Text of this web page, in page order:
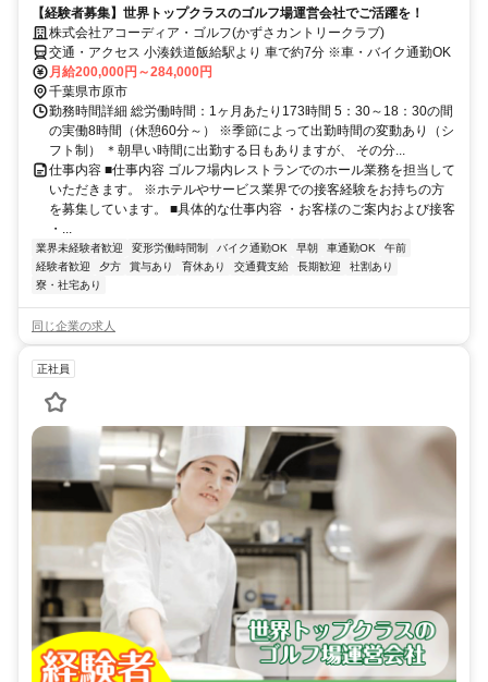
【経験者募集】世界トップクラスのゴルフ場運営会社でご活躍を！
株式会社アコーディア・ゴルフ(かずさカントリークラブ)
交通・アクセス 小湊鉄道飯給駅より 車で約7分 ※車・バイク通勤OK
月給200,000円～284,000円
千葉県市原市
勤務時間詳細 総労働時間：1ヶ月あたり173時間 5：30～18：30の間
の実働8時間（休憩60分～） ※季節によって出勤時間の変動あり（シ
フト制） ＊朝早い時間に出勤する日もありますが、 その分...
仕事内容 ■仕事内容 ゴルフ場内レストランでのホール業務を担当して
いただきます。 ※ホテルやサービス業界での接客経験をお持ちの方
を募集しています。 ■具体的な仕事内容 ・お客様のご案内および接客
・...
業界未経験者歓迎 変形労働時間制 バイク通勤OK 早朝 車通勤OK
午前
経験者歓迎
夕方 賞与あり 育休あり 交通費支給 長期歓迎
社割あり
寮・社宅あり
同じ企業の求人
正社員